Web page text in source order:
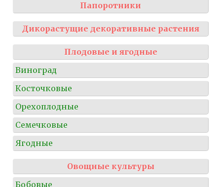
Папоротники
Дикорастущие декоративные растения
Плодовые и ягодные
Виноград
Косточковые
Орехоплодные
Семечковые
Ягодные
Овощные культуры
Бобовые